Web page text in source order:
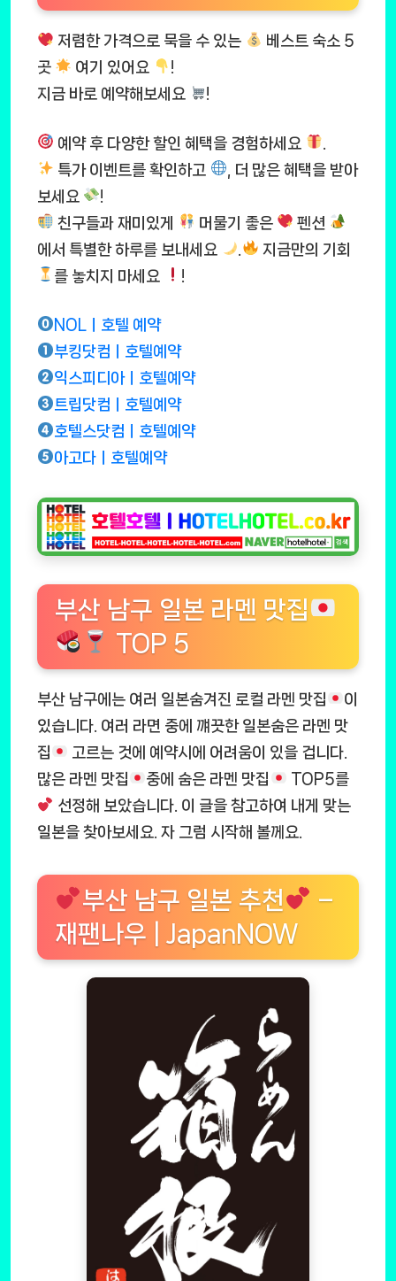
저렴한 가격으로 묵을 수 있는
베스트 숙소 5
곳
여기 있어요
!
지금 바로 예약해보세요
!
예약 후 다양한 할인 혜택을 경험하세요
특가 이벤트를 확인하고
, 더 많은 혜택을 받아
보세요
!
친구들과 재미있게
머물기 좋은
펜션
에서 특별한 하루를 보내세요
지금만의 기회
를 놓치지 마세요
!
NOLㅣ호텔 예약
부킹닷컴ㅣ호텔예약
익스피디아ㅣ호텔예약
트립닷컴ㅣ호텔예약
호텔스닷컴ㅣ호텔예약
아고다ㅣ호텔예약
부산 남구 일본 라멘 맛집
TOP 5
부산 남구에는 여러 일본숨겨진 로컬 라멘 맛집
이
있습니다. 여러 라면 중에 꺠끗한 일본숨은 라멘 맛
집
고르는 것에 예약시에 어려움이 있을 겁니다.
많은 라멘 맛집
중에 숨은 라멘 맛집
TOP5를
선정해 보았습니다. 이 글을 참고하여 내게 맞는
일본을 찾아보세요. 자 그럼 시작해 볼께요.
부산 남구 일본 추천
–
재팬나우 | JapanNOW